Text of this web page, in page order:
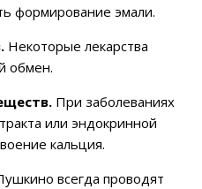
формирование эмали.
Некоторые лекарства
обмен.
При заболеваниях
или эндокринной
кальция.
всегда проводят